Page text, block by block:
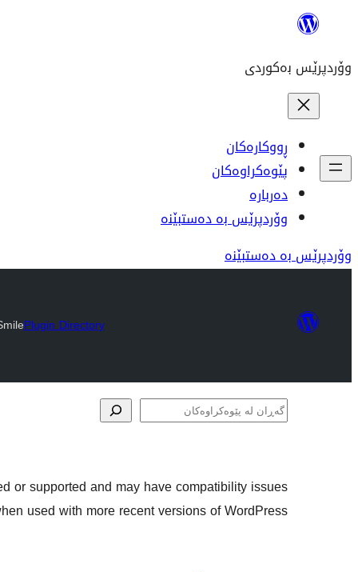
ناوەڕۆک
وۆردپرێس بەکوردی
ڕووکارەکان
پێوەکراوەکان
دەربارە
وۆردپرێس بە دەستبێنە
وۆردپرێس بە دەستبێنە
Plugin Directory
گەڕان
or supported and may have compatibility issues
used with more recent versions of WordPress.